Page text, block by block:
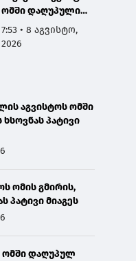
ომში დაღუპული
გმირების ხსოვნას,
მათი პატრიოტიზმი
ყველაფერი
გავაკეთოთ
საქართველოს
აღსადგენად
7:53 • 8 აგვისტო,
2026
აგვისტოს ომში
პატივი
ომის გმირის,
პატივი მიაგეს
ომში დაღუპულ